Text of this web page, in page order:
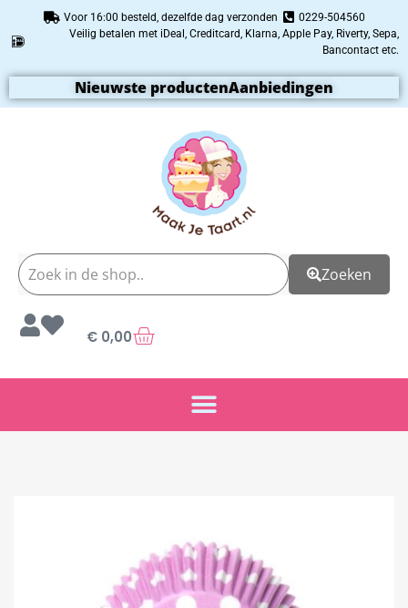
Voor 16:00 besteld, dezelfde dag verzonden
0229-504560
Veilig betalen met iDeal, Creditcard, Klarna, Apple Pay, Riverty, Sepa,
Bancontact etc.
Nieuwste productenAanbiedingen
Zoeken
€ 0,00